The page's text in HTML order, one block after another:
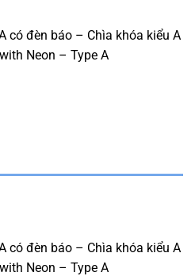
có đèn báo – Chìa khóa kiểu A
Neon – Type A
có đèn báo – Chìa khóa kiểu A
Neon – Type A